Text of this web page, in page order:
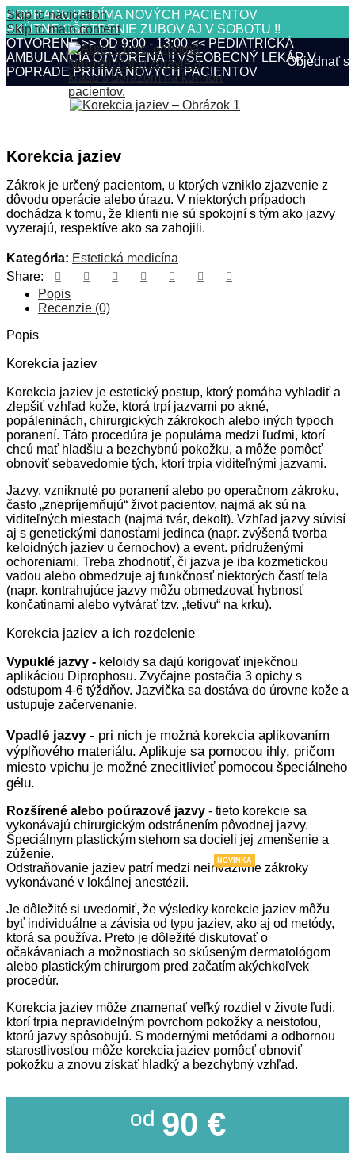
Skip to navigation
Skip to main content
POPRADE PRIJÍMA NOVÝCH PACIENTOV
AKÚTNE OŠETRENIE ZUBOV AJ V SOBOTU !!
OTVORENÉ >> OD 9:00 - 13:00 << PEDIATRICKÁ
AMBULANCIA OTVORENÁ !!VŠEOBECNÝ LEKÁR V
POPRADE PRIJÍMA NOVÝCH PACIENTOV
Objednať
Korekcia jaziev
Zákrok je určený pacientom, u ktorých vzniklo zjazvenie z
dôvodu operácie alebo úrazu. V niektorých prípadoch
dochádza k tomu, že klienti nie sú spokojní s tým ako jazvy
vyzerajú, respektíve ako sa zahojili.
Kategória: Estetická medicína
Share:
Popis
Recenzie (0)
Popis
Korekcia jaziev
Korekcia jaziev je estetický postup, ktorý pomáha vyhladiť a
zlepšiť vzhľad kože, ktorá trpí jazvami po akné,
popáleninách, chirurgických zákrokoch alebo iných typoch
poranení. Táto procedúra je populárna medzi ľuďmi, ktorí
chcú mať hladšiu a bezchybnú pokožku, a môže pomôcť
obnoviť sebavedomie tých, ktorí trpia viditeľnými jazvami.
Jazvy, vzniknuté po poranení alebo po operačnom zákroku,
často „znepríjemňujú“ život pacientov, najmä ak sú na
viditeľných miestach (najmä tvár, dekolt). Vzhľad jazvy súvisí
aj s genetickými danosťami jedinca (napr. zvýšená tvorba
keloidných jaziev u černochov) a event. pridruženými
ochoreniami. Treba zhodnotiť, či jazva je iba kozmetickou
vadou alebo obmedzuje aj funkčnosť niektorých častí tela
(napr. kontrahujúce jazvy môžu obmedzovať hybnosť
končatinami alebo vytvárať tzv. „tetivu“ na krku).
Korekcia jaziev a ich rozdelenie
Vypuklé jazvy - keloidy sa dajú korigovať injekčnou
aplikáciou Diprophosu. Zvyčajne postačia 3 opichy s
odstupom 4-6 týždňov. Jazvička sa dostáva do úrovne kože a
ustupuje začervenanie.
Vpadlé jazvy - pri nich je možná korekcia aplikovaním
výplňového materiálu. Aplikuje sa pomocou ihly, pričom
miesto vpichu je možné znecitlivieť pomocou špeciálneho
gélu.
Rozšírené alebo poúrazové jazvy - tieto korekcie sa
vykonávajú chirurgickým odstránením pôvodnej jazvy.
Špeciálnym plastickým stehom sa docieli jej zmenšenie a
zúženie.
Odstraňovanie jaziev patrí medzi neinvazívne zákroky
vykonávané v lokálnej anestézii.
Je dôležité si uvedomiť, že výsledky korekcie jaziev môžu
byť individuálne a závisia od typu jaziev, ako aj od metódy,
ktorá sa používa. Preto je dôležité diskutovať o
očakávaniach a možnostiach so skúseným dermatológom
alebo plastickým chirurgom pred začatím akýchkoľvek
procedúr.
Korekcia jaziev môže znamenať veľký rozdiel v živote ľudí,
ktorí trpia nepravidelným povrchom pokožky a neistotou,
ktorú jazvy spôsobujú. S modernými metódami a odbornou
starostlivosťou môže korekcia jaziev pomôcť obnoviť
pokožku a znovu získať hladký a bezchybný vzhľad.
od 90 €
NOVINKA